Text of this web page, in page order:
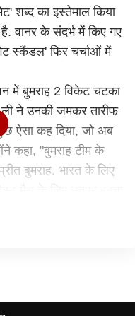
शब्द का इस्तेमाल किया
है. वानर के संदर्भ में किए गए
स्कैंडल' फिर चर्चाओं में
में बुमराह 2 विकेट चटका
ने उनकी जमकर तारीफ
ऐसा कह दिया, जो अब
कहा, "बुमराह टीम के
बुमराह. भारत के लिए
केवल जसप्रीत